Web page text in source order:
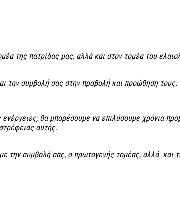
της πατρίδας μας, αλλά και στον τομέα του
την συμβολή σας στην προβολή και προώθηση τους.
θα μπορέσουμε να επιλύσουμε χρόνια
αυτής.
την συμβολή σας, ο πρωτογενής τομέας, αλλά και